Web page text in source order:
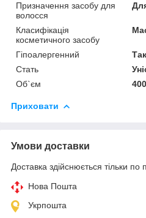
Призначення засобу для
волосся
Класифікація
косметичного засобу
Гіпоалергенний
Так
Стать
Об`єм
Приховати
Умови доставки
Доставка здійснюється тільки по
Нова Пошта
Укрпошта